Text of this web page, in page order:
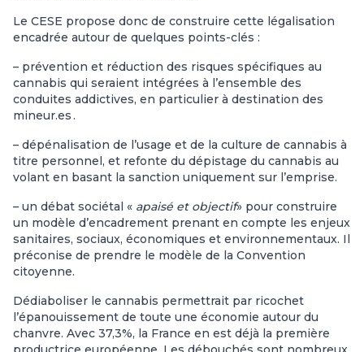
Le CESE propose donc de construire cette légalisation
encadrée autour de quelques points-clés :
– prévention et réduction des risques spécifiques au
cannabis qui seraient intégrées à l’ensemble des
conduites addictives, en particulier à destination des
mineur.es .
– dépénalisation de l’usage et de la culture de cannabis à
titre personnel, et refonte du dépistage du cannabis au
volant en basant la sanction uniquement sur l’emprise.
– un débat sociétal « apaisé et objectif» pour construire
un modèle d’encadrement prenant en compte les enjeux
sanitaires, sociaux, économiques et environnementaux. Il
préconise de prendre le modèle de la Convention
citoyenne.
Dédiaboliser le cannabis permettrait par ricochet
l’épanouissement de toute une économie autour du
chanvre. Avec 37,3%, la France en est déjà la première